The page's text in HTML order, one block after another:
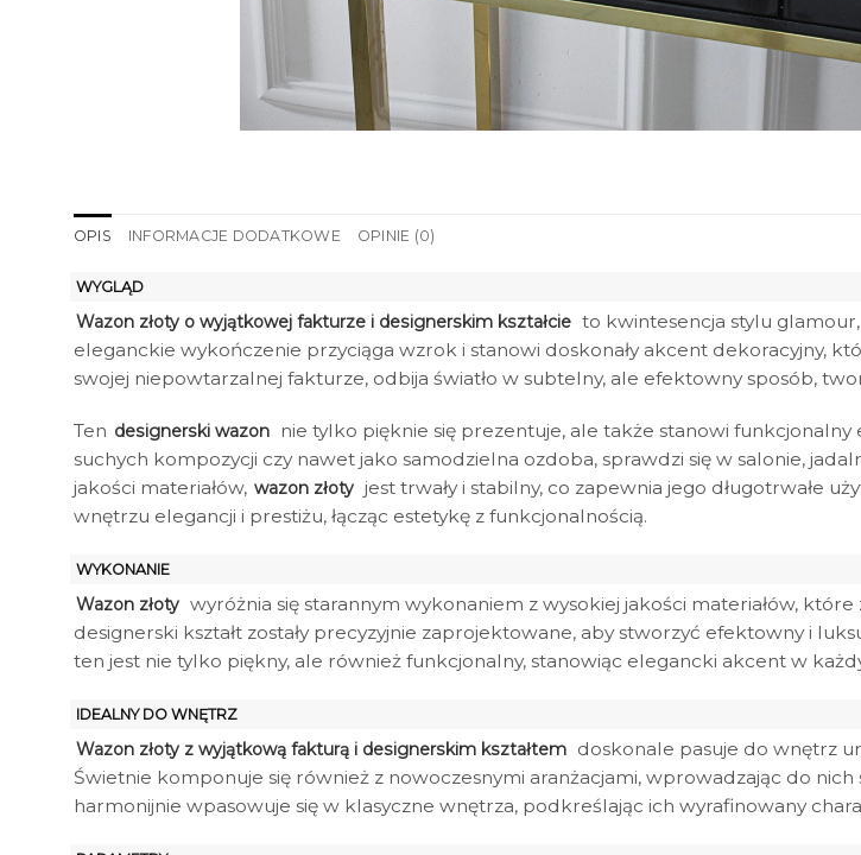
OPIS INFORMACJE DODATKOWE OPINIE (0)
WYGLĄD
Wazon złoty o wyjątkowej fakturze i designerskim kształcie to kwintesencja stylu
eleganckie wykończenie przyciąga wzrok i stanowi doskonały akcent dekoracyjny,
swojej niepowtarzalnej fakturze, odbija światło w subtelny, ale efektowny sposób,
Ten designerski wazon nie tylko pięknie się prezentuje, ale także stanowi
suchych kompozycji czy nawet jako samodzielna ozdoba, sprawdzi się w salonie,
jakości materiałów, wazon złoty jest trwały i stabilny, co zapewnia jego długotrwałe
wnętrzu elegancji i prestiżu, łącząc estetykę z funkcjonalnością.
WYKONANIE
Wazon złoty wyróżnia się starannym wykonaniem z wysokiej jakości materiałów,
designerski kształt zostały precyzyjnie zaprojektowane, aby stworzyć efektowny i
ten jest nie tylko piękny, ale również funkcjonalny, stanowiąc elegancki akcent w
IDEALNY DO WNĘTRZ
Wazon złoty z wyjątkową fakturą i designerskim kształtem doskonale pasuje do wnętrz
Świetnie komponuje się również z nowoczesnymi aranżacjami, wprowadzając do
harmonijnie wpasowuje się w klasyczne wnętrza, podkreślając ich wyrafinowany